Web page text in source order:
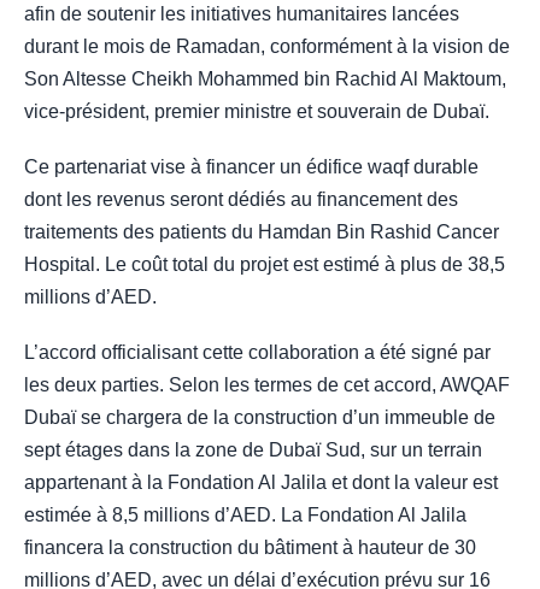
afin de soutenir les initiatives humanitaires lancées
durant le mois de Ramadan, conformément à la vision de
Son Altesse Cheikh Mohammed bin Rachid Al Maktoum,
vice-président, premier ministre et souverain de Dubaï.
Ce partenariat vise à financer un édifice waqf durable
dont les revenus seront dédiés au financement des
traitements des patients du Hamdan Bin Rashid Cancer
Hospital. Le coût total du projet est estimé à plus de 38,5
millions d’AED.
L’accord officialisant cette collaboration a été signé par
les deux parties. Selon les termes de cet accord, AWQAF
Dubaï se chargera de la construction d’un immeuble de
sept étages dans la zone de Dubaï Sud, sur un terrain
appartenant à la Fondation Al Jalila et dont la valeur est
estimée à 8,5 millions d’AED. La Fondation Al Jalila
financera la construction du bâtiment à hauteur de 30
millions d’AED, avec un délai d’exécution prévu sur 16